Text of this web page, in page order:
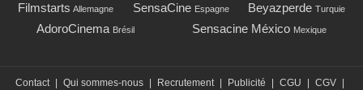
Filmstarts Allemagne SensaCine Espagne Beyazperde Turquie
AdoroCinema Brésil Sensacine México Mexique
Contact Qui sommes-nous Recrutement Publicité CGU CGV